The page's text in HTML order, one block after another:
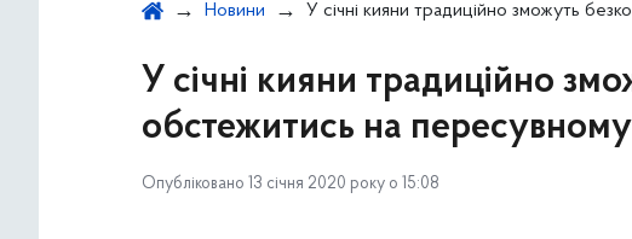
Новини У січні кияни традиційно зможуть безкоштовно обстежитись на пересувному флюорографі
У січні кияни традиційно
обстежитись на
Опубліковано 13 січня 2020 року о 15:08